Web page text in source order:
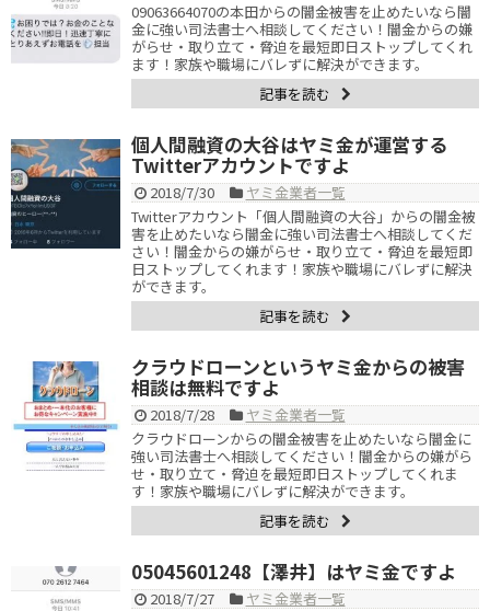
09063664070の本田からの闇金被害を止めたいなら闇
金に強い司法書士へ相談してください！闇金からの嫌
がらせ・取り立て・脅迫を最短即日ストップしてくれ
ます！家族や職場にバレずに解決ができます。
記事を読む
個人間融資の大谷はヤミ金が運営する
Twitterアカウントですよ
2018/7/30
ヤミ金業者一覧
Twitterアカウント「個人間融資の大谷」からの闇金被
害を止めたいなら闇金に強い司法書士へ相談してくだ
さい！闇金からの嫌がらせ・取り立て・脅迫を最短即
日ストップしてくれます！家族や職場にバレずに解決
ができます。
記事を読む
クラウドローンというヤミ金からの被害
相談は無料ですよ
2018/7/28
ヤミ金業者一覧
クラウドローンからの闇金被害を止めたいなら闇金に
強い司法書士へ相談してください！闇金からの嫌がら
せ・取り立て・脅迫を最短即日ストップしてくれま
す！家族や職場にバレずに解決ができます。
記事を読む
05045601248【澤井】はヤミ金ですよ
2018/7/27
ヤミ金業者一覧